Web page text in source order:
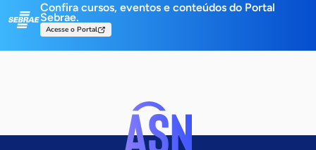
Confira cursos, eventos e conteúdos do Portal
Sebrae.
Acesse o Portal